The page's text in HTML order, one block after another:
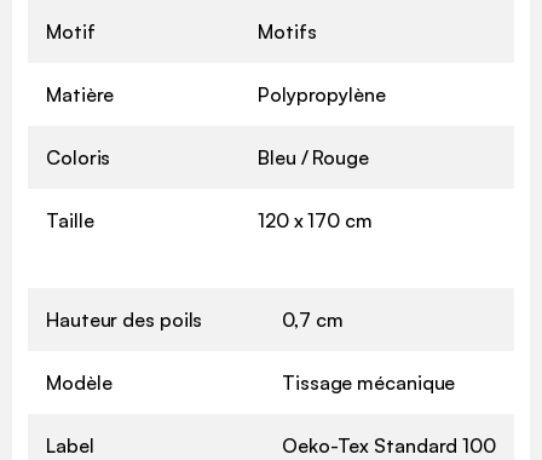
Motif Motifs
Matière Polypropylène
Coloris Bleu / Rouge
Taille 120 x 170 cm
Hauteur des poils 0,7 cm
Modèle Tissage mécanique
Label Oeko-Tex Standard 100